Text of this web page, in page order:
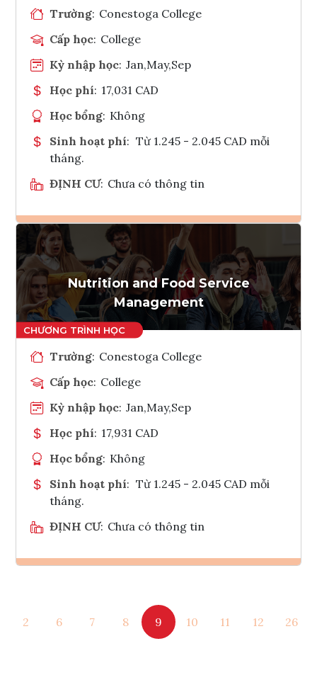
Trường: Conestoga College
Cấp học: College
Kỳ nhập học: Jan,May,Sep
Học phí: 17,031 CAD
Học bổng: Không
Sinh hoạt phí: Từ 1.245 - 2.045 CAD mỗi
tháng.
ĐỊNH CƯ: Chưa có thông tin
Ghi danh
Tham vấn Interlink
Nutrition and Food Service
Management
Trường: Conestoga College
Cấp học: College
Kỳ nhập học: Jan,May,Sep
Học phí: 17,931 CAD
Học bổng: Không
Sinh hoạt phí: Từ 1.245 - 2.045 CAD mỗi
tháng.
ĐỊNH CƯ: Chưa có thông tin
Tham vấn Interlink
2 6 7 8 9 10 11 12 26